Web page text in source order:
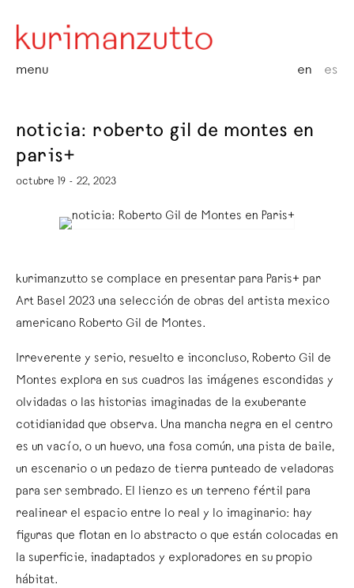
menu en es
noticia: roberto gil de montes en
paris+
octubre 19 - 22, 2023
kurimanzutto se complace en presentar para Paris+ par
Art Basel 2023 una selección de obras del artista mexico
americano Roberto Gil de Montes.
Irreverente y serio, resuelto e inconcluso, Roberto Gil de
Montes explora en sus cuadros las imágenes escondidas y
olvidadas o las historias imaginadas de la exuberante
cotidianidad que observa. Una mancha negra en el centro
es un vacío, o un huevo, una fosa común, una pista de baile,
un escenario o un pedazo de tierra punteado de veladoras
para ser sembrado. El lienzo es un terreno fértil para
realinear el espacio entre lo real y lo imaginario: hay
figuras que flotan en lo abstracto o que están colocadas en
la superficie, inadaptados y exploradores en su propio
hábitat.